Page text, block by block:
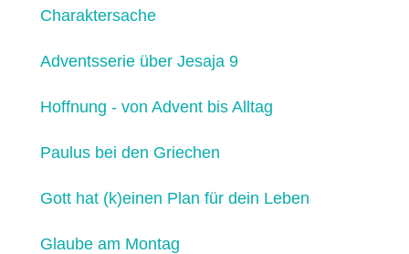
Charaktersache
Adventsserie über Jesaja 9
Hoffnung - von Advent bis Alltag
Paulus bei den Griechen
Gott hat (k)einen Plan für dein Leben
Glaube am Montag